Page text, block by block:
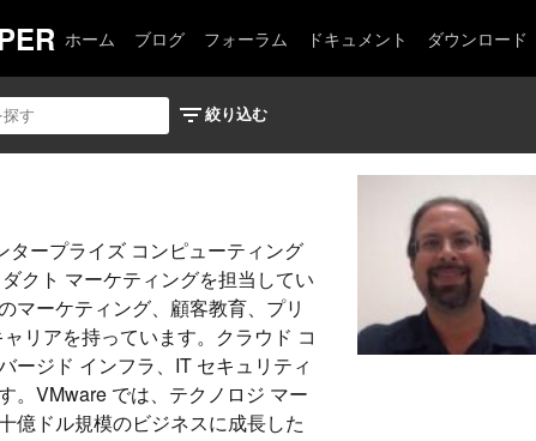
ホーム ブログ フォーラム ドキュメント ダウンロード
ープライズ コンピューティング
クト マーケティングを担当してい
マーケティング、顧客教育、プリ
リアを持っています。クラウド コ
ージド インフラ、IT セキュリティ
。VMware では、テクノロジ マー
億ドル規模のビジネスに成長した